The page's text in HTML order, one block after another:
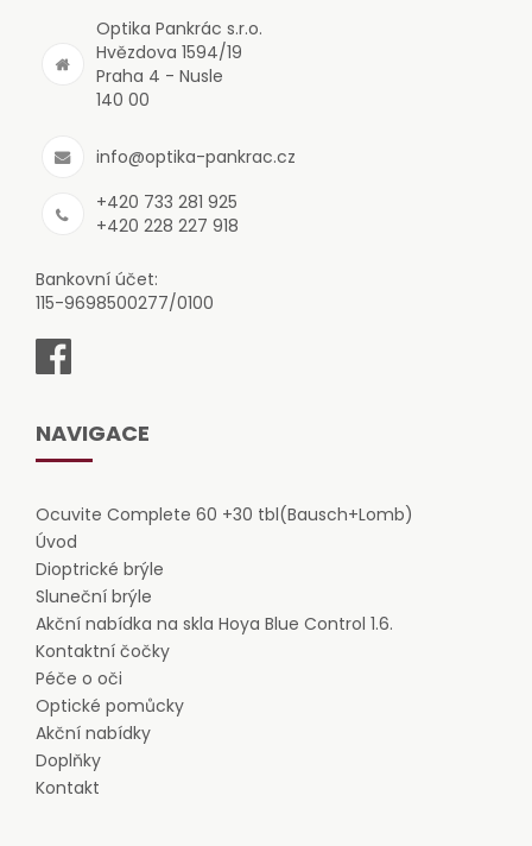
Optika Pankrác s.r.o.
Hvězdova 1594/19
Praha 4 - Nusle
140 00
info@optika-pankrac.cz
+420 733 281 925
+420 228 227 918
Bankovní účet:
115-9698500277/0100
NAVIGACE
Ocuvite Complete 60 +30 tbl(Bausch+Lomb)
Úvod
Dioptrické brýle
Sluneční brýle
Akční nabídka na skla Hoya Blue Control 1.6.
Kontaktní čočky
Péče o oči
Optické pomůcky
Akční nabídky
Doplňky
Kontakt